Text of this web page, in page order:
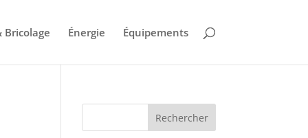
Bricolage Énergie Équipements